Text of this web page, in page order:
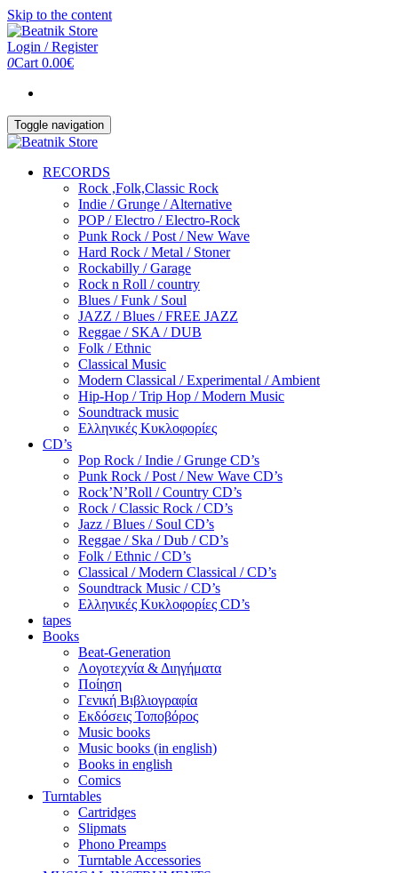
Skip to the content
Login / Register
0Cart 0.00€
Toggle navigation
RECORDS
Rock ,Folk,Classic Rock
Indie / Grunge / Alternative
POP / Electro / Electro-Rock
Punk Rock / Post / New Wave
Hard Rock / Metal / Stoner
Rockabilly / Garage
Rock n Roll / country
Blues / Funk / Soul
JAZZ / Blues / FREE JAZZ
Reggae / SKA / DUB
Folk / Ethnic
Classical Music
Modern Classical / Experimental / Ambient
Hip-Hop / Trip Hop / Modern Music
Soundtrack music
Ελληνικές Κυκλοφορίες
CD’s
Pop Rock / Indie / Grunge CD’s
Punk Rock / Post / New Wave CD’s
Rock’N’Roll / Country CD’s
Rock / Classic Rock / CD’s
Jazz / Blues / Soul CD’s
Reggae / Ska / Dub / CD’s
Folk / Ethnic / CD’s
Classical / Modern Classical / CD’s
Soundtrack Music / CD’s
Ελληνικές Κυκλοφορίες CD’s
tapes
Books
Beat-Generation
Λογοτεχνία & Διηγήματα
Ποίηση
Γενική Βιβλιογραφία
Εκδόσεις Τοποβόρος
Music books
Music books (in english)
Books in english
Comics
Turntables
Cartridges
Slipmats
Phono Preamps
Turntable Accessories